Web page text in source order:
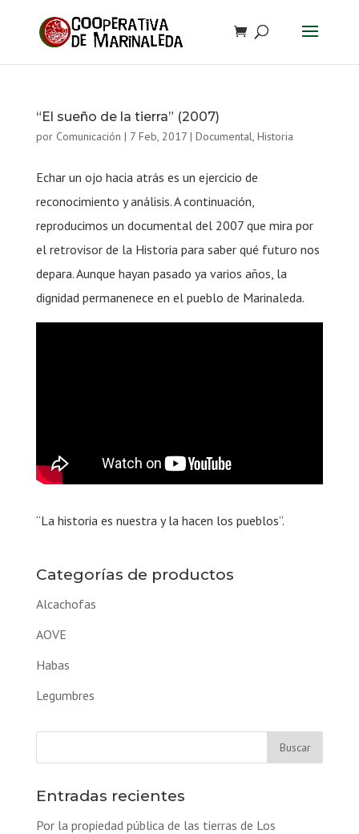
“El sueño de la tierra” (2007)
por Comunicación | 7 Feb, 2017| Documental, Historia
Echar un ojo hacia atrás es un ejercicio de
reconocimiento y análisis. A continuación,
reproducimos un documental del 2007 que mira por
el retrovisor de la Historia para saber qué futuro nos
depara. Aunque hayan pasado ya varios años, la
dignidad permanenece en el pueblo de Marinaleda.
“La historia es nuestra y la hacen los pueblos”.
Categorías de productos
Alcachofas
AOVE
Habas
Legumbres
Entradas recientes
Por la propiedad pública de las tierras de Los